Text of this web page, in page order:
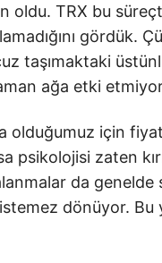
oldu. TRX bu
gördük.
taşımaktaki
ağa etki
olduğumuz için
psikolojisi zaten
da genelde
dönüyor.